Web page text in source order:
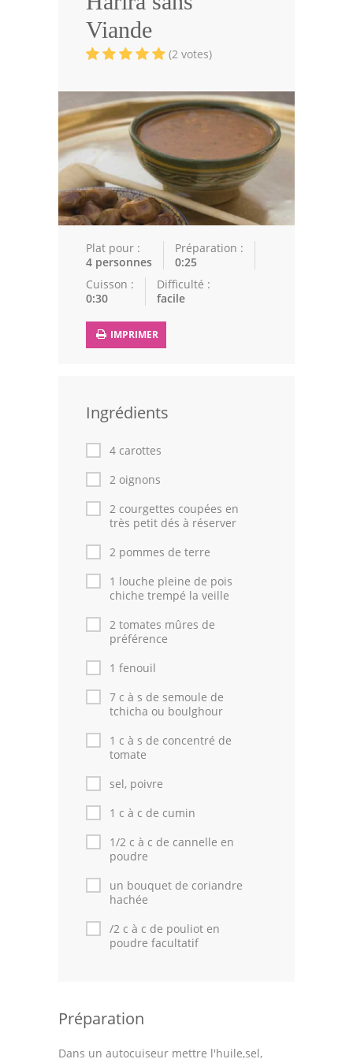
Volailles
Cuisines Orientales
Recettes marocaine
Cuisine Algérienne
Cuisine Tunisienne
Cuisine Juive
Cuisine Libanaise
Astuces de cuisine
Fêtes Religieuses
Chefs
Forum
Thèmes
Espace Personnel
Viande
(2 votes)
Plat pour :
4 personnes
Préparation :
0:25
Cuisson :
0:30
Difficulté :
facile
IMPRIMER
Ingrédients
4 carottes
2 oignons
2 courgettes coupées en
très petit dés à réserver
2 pommes de terre
1 louche pleine de pois
chiche trempé la veille
2 tomates mûres de
préférence
1 fenouil
7 c à s de semoule de
tchicha ou boulghour
1 c à s de concentré de
tomate
sel, poivre
1 c à c de cumin
1/2 c à c de cannelle en
poudre
un bouquet de coriandre
hachée
/2 c à c de pouliot en
poudre facultatif
Préparation
Dans un autocuiseur mettre l'huile,sel,